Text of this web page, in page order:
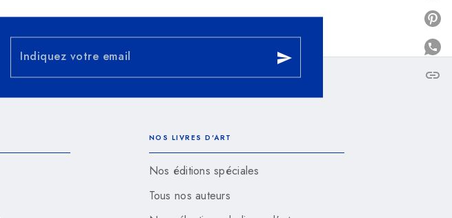
link
Indiquez votre email send
NOS LIVRES D'ART
Nos éditions spéciales
Tous nos auteurs